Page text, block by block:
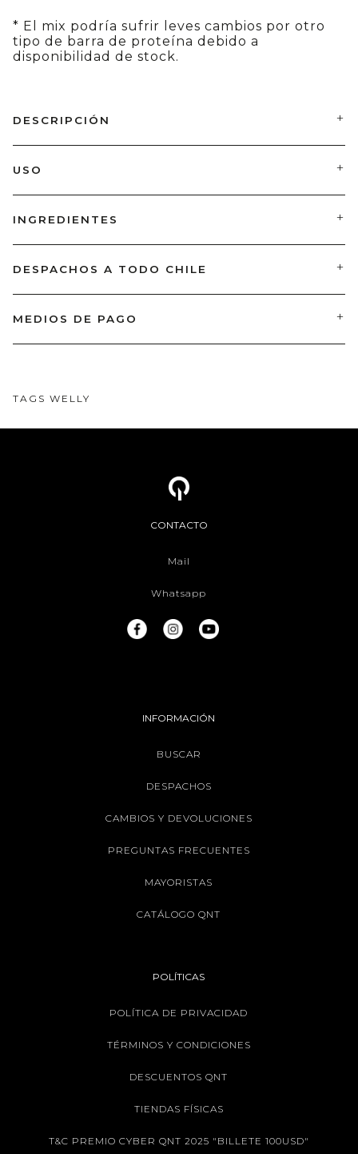
* El mix podría sufrir leves cambios por otro
tipo de barra de proteína debido a
disponibilidad de stock.
DESCRIPCIÓN
USO
INGREDIENTES
DESPACHOS A TODO CHILE
MEDIOS DE PAGO
TAGS WELLY
CONTACTO
Mail
Whatsapp
INFORMACIÓN
BUSCAR
DESPACHOS
CAMBIOS Y DEVOLUCIONES
PREGUNTAS FRECUENTES
MAYORISTAS
CATÁLOGO QNT
POLÍTICAS
POLÍTICA DE PRIVACIDAD
TÉRMINOS Y CONDICIONES
DESCUENTOS QNT
TIENDAS FÍSICAS
T&C PREMIO CYBER QNT 2025 "BILLETE 100USD"